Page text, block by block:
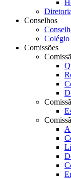
Conselhos
Colégio
Comissões
A